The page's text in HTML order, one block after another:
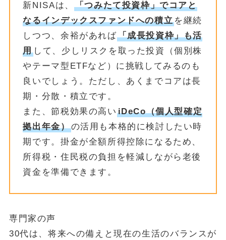
新NISAは、
「つみたて投資枠」でコアと
なるインデックスファンドへの積立を継続
しつつ、余裕があれば「成長投資枠」も活
用 して、少しリスクを取った投資（個別株
やテーマ型ETFなど）に挑戦してみるのも
良いでしょう。ただし、あくまでコアは長
期・分散・積立です。
また、節税効果の高い iDeCo（個人型確定
拠出年金）の活用も本格的に検討したい時
期です。掛金が全額所得控除になるため、
所得税・住民税の負担を軽減しながら老後
資金を準備できます。
専門家の声
30代は、将来への備えと現在の生活のバランスが